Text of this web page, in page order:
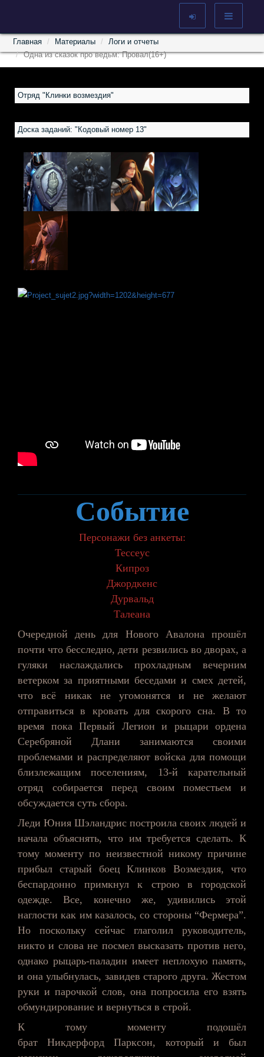
Главная Материалы
Логи и отчеты
Одна из сказок про ведьм: Провал(16+)
Отряд "Клинки возмездия"
Доска заданий: "Кодовый номер 13"
Событие
Персонажи без анкеты:
Тессеус
Кипроз
Джордкенс
Дурвальд
Талеана
Очередной день для Нового Авалона прошёл
почти что бесследно, дети резвились во дворах, а
гуляки наслаждались прохладным вечерним
ветерком за приятными беседами и смех детей,
что всё никак не угомонятся и не желают
отправиться в кровать для скорого сна. В то
время пока Первый Легион и рыцари ордена
Серебряной Длани занимаются своими
проблемами и распределяют войска для помощи
близлежащим поселениям, 13-й карательный
отряд собирается перед своим поместьем и
обсуждается суть сбора.
Леди Юния Шэландрис построила своих людей и
начала объяснять, что им требуется сделать. К
тому моменту по неизвестной никому причине
прибыл старый боец Клинков Возмездия, что
беспардонно примкнул к строю в городской
одежде. Все, конечно же, удивились этой
наглости как им казалось, со стороны “Фермера”.
Но поскольку сейчас глаголил руководитель,
никто и слова не посмел высказать против него,
однако рыцарь-паладин имеет неплохую память,
и она улыбнулась, завидев старого друга. Жестом
руки и парочкой слов, она попросила его взять
обмундирование и вернуться в строй.
К тому моменту подошёл
братНикдерфорд Парксон, который и был